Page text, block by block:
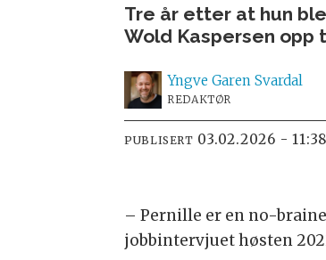
Tre år etter at hun
Wold Kaspersen opp
Yngve Garen Svardal
REDAKTØR
PUBLISERT 03.02.2026 - 11:38
– Pernille er en no-
jobbintervjuet høsten